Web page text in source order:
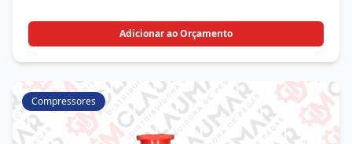
Adicionar ao Orçamento
Compressores